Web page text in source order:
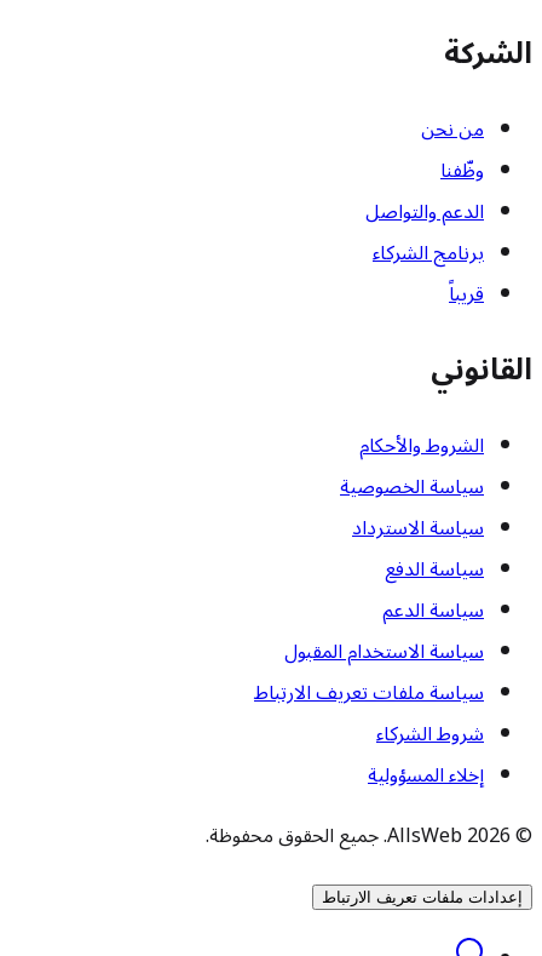
الشركة
من نحن
وظّفنا
الدعم والتواصل
برنامج الشركاء
قريباً
القانوني
الشروط والأحكام
سياسة الخصوصية
سياسة الاسترداد
سياسة الدفع
سياسة الدعم
سياسة الاستخدام المقبول
سياسة ملفات تعريف الارتباط
شروط الشركاء
إخلاء المسؤولية
© 2026 AllsWeb. جميع الحقوق محفوظة.
إعدادات ملفات تعريف الارتباط